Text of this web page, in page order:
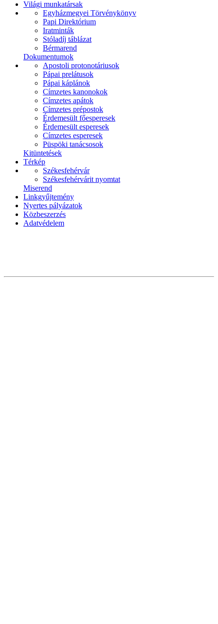
Világi munkatársak
Egyházmegyei Törvénykönyv
Papi Direktórium
Iratminták
Stóladíj táblázat
Bérmarend
Dokumentumok
Apostoli protonotáriusok
Pápai prelátusok
Pápai káplánok
Címzetes kanonokok
Címzetes apátok
Címzetes prépostok
Érdemesült főesperesek
Érdemesült esperesek
Címzetes esperesek
Püspöki tanácsosok
Kitüntetések
Térkép
Székesfehérvár
Székesfehérvárit nyomtat
Miserend
Linkgyűjtemény
Nyertes pályázatok
Közbeszerzés
Adatvédelem